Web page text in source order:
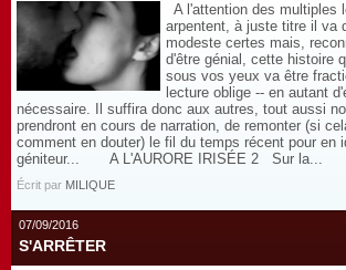
A l'attention des multiples
arpentent, à juste titre il va
modeste certes mais,
d'être génial, cette histoire
sous vos yeux va être
lecture oblige -- en autant
nécessaire. Il suffira donc aux autres, tout aussi
prendront en cours de narration, de remonter (si
comment en douter) le fil du temps récent pour en
géniteur... A L'AURORE IRISÉE 2 Sur la...
Écrit par MILIQUE
07/09/2016
S'ARRÊTER